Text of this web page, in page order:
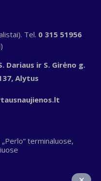
Tel. 0 315 51956
Dariaus ir S. Girėno g.
Alytus
terminaluose,